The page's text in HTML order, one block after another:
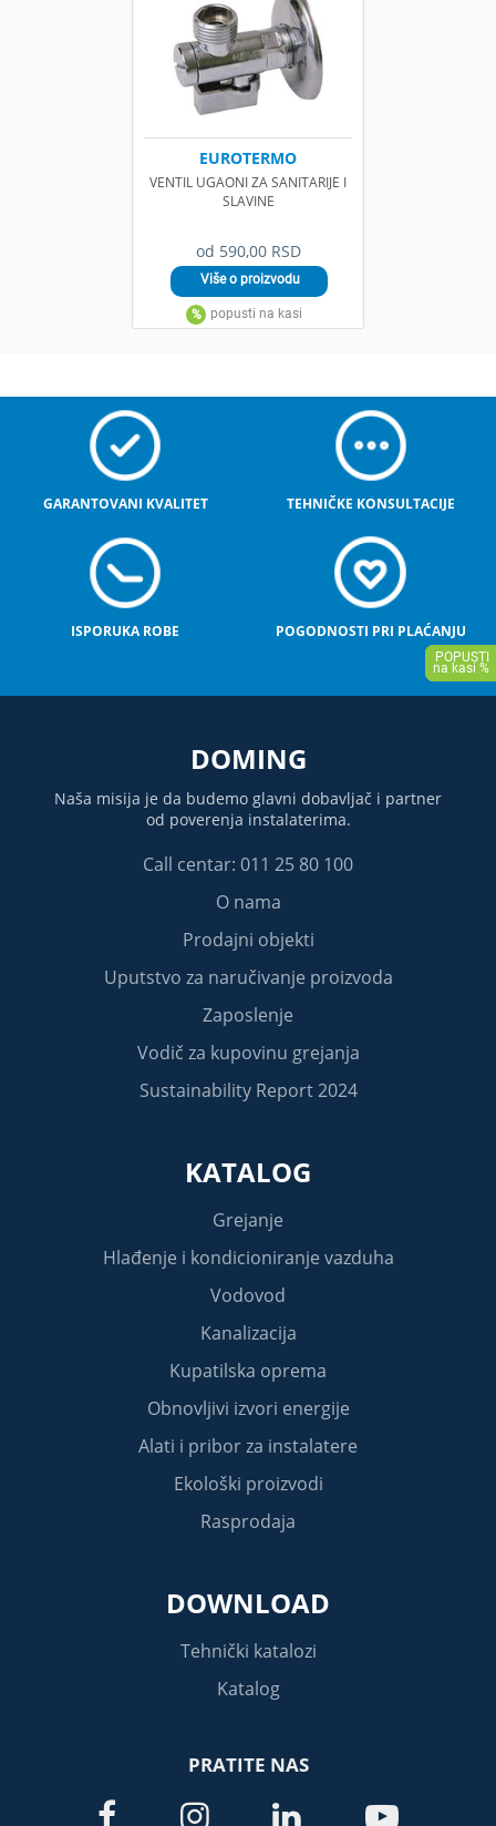
od 590,00 RSD
EUROTERMO
VENTIL UGAONI ZA SANITARIJE I
SLAVINE
GARANTOVANI KVALITET TEHNIČKE KONSULTACIJE
ISPORUKA ROBE POGODNOSTI PRI PLAĆANJU
DOMING
Naša misija je da budemo glavni dobavljač i partner
od poverenja instalaterima.
Call centar: 011 25 80 100
O nama
Prodajni objekti
Uputstvo za naručivanje proizvoda
Zaposlenje
Vodič za kupovinu grejanja
Sustainability Report 2024
KATALOG
Grejanje
Hlađenje i kondicioniranje vazduha
Vodovod
Kanalizacija
Kupatilska oprema
Obnovljivi izvori energije
Alati i pribor za instalatere
Ekološki proizvodi
Rasprodaja
DOWNLOAD
Tehnički katalozi
Katalog
PRATITE NAS
   